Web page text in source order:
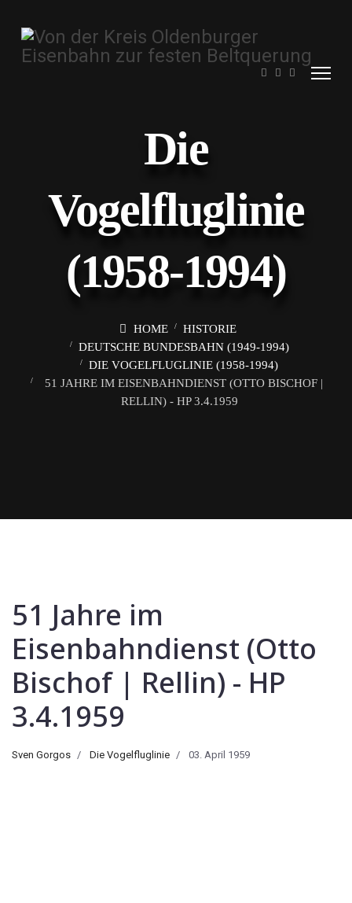
Die
Vogelfluglinie
(1958-1994)
HOME
HISTORIE
DEUTSCHE BUNDESBAHN (1949-1994)
DIE VOGELFLUGLINIE (1958-1994)
51 JAHRE IM EISENBAHNDIENST (OTTO BISCHOF |
RELLIN) - HP 3.4.1959
51 Jahre im
Eisenbahndienst (Otto
Bischof | Rellin) - HP
3.4.1959
Sven Gorgos Die Vogelfluglinie 03. April 1959